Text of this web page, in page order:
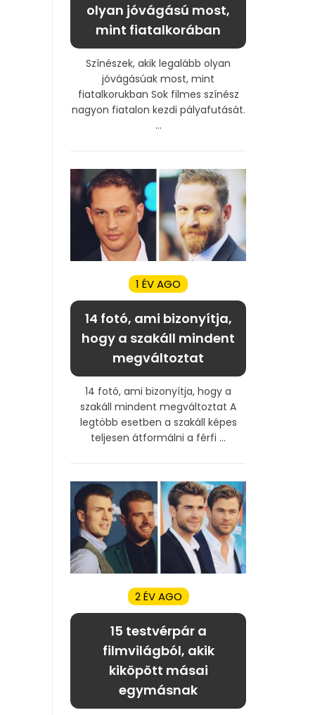
olyan jóvágású most,
mint fiatalkorában
Színészek, akik legalább olyan
jóvágásúak most, mint
fiatalkorukban Sok filmes színész
nagyon fiatalon kezdi pályafutását.
...
1 ÉV AGO
14 fotó, ami bizonyítja,
hogy a szakáll mindent
megváltoztat
14 fotó, ami bizonyítja, hogy a
szakáll mindent megváltoztat A
legtöbb esetben a szakáll képes
teljesen átformálni a férfi ...
2 ÉV AGO
15 testvérpár a
filmvilágból, akik
kiköpött másai
egymásnak